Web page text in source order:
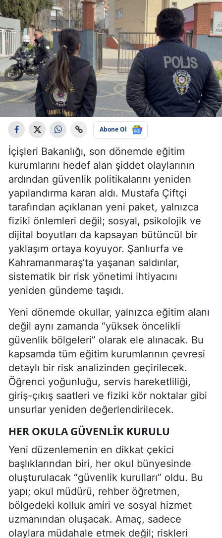
Abone Ol
İçişleri Bakanlığı, son dönemde eğitim
kurumlarını hedef alan şiddet olaylarının
ardından güvenlik politikalarını yeniden
yapılandırma kararı aldı. Mustafa Çiftçi
tarafından açıklanan yeni paket, yalnızca
fiziki önlemleri değil; sosyal, psikolojik ve
dijital boyutları da kapsayan bütüncül bir
yaklaşım ortaya koyuyor. Şanlıurfa ve
Kahramanmaraş’ta yaşanan saldırılar,
sistematik bir risk yönetimi ihtiyacını
yeniden gündeme taşıdı.
Yeni dönemde okullar, yalnızca eğitim alanı
değil aynı zamanda “yüksek öncelikli
güvenlik bölgeleri” olarak ele alınacak. Bu
kapsamda tüm eğitim kurumlarının çevresi
detaylı bir risk analizinden geçirilecek.
Öğrenci yoğunluğu, servis hareketliliği,
giriş-çıkış saatleri ve fiziki kör noktalar gibi
unsurlar yeniden değerlendirilecek.
HER OKULA GÜVENLIK KURULU
Yeni düzenlemenin en dikkat çekici
başlıklarından biri, her okul bünyesinde
oluşturulacak “güvenlik kurulları” oldu. Bu
yapı; okul müdürü, rehber öğretmen,
bölgedeki kolluk amiri ve sosyal hizmet
uzmanından oluşacak. Amaç, sadece
olaylara müdahale etmek değil; riskleri